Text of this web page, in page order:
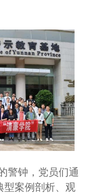
警钟，党员们通
型案例剖析、观